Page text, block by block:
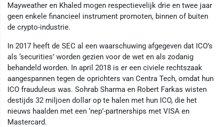
Mayweather en Khaled mogen respectievelijk drie en twee jaar
geen enkele financieel instrument promoten, binnen of buiten
de crypto-industrie.
In 2017 heeft de SEC al een waarschuwing afgegeven dat ICO’s
als ‘securities’ worden gezien voor de wet en als zodanig
behandeld worden. In april 2018 is er een civiele rechtszaak
aangespannen tegen de oprichters van Centra Tech, omdat hun
ICO frauduleus was. Sohrab Sharma en Robert Farkas wisten
destijds 32 miljoen dollar op te halen met hun ICO, die het
nieuws haalden met een ‘nep’-partnerships met VISA en
Mastercard.